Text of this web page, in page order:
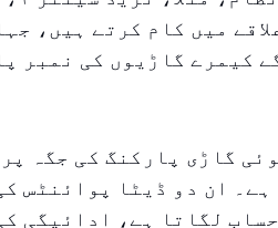
میں کام کرتے ہیں،
کیمرے گاڑیوں کی نمبر
گاڑی پارکنگ کی جگہ
ان دو ڈیٹا پوائنٹس
لگاتا ہے، ادائیگی